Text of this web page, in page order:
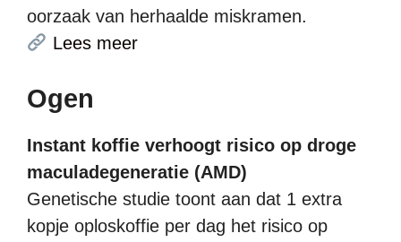
oorzaak van herhaalde miskramen.
Lees meer
Ogen
Instant koffie verhoogt risico op droge
maculadegeneratie (AMD)
Genetische studie toont aan dat 1 extra
kopje oploskoffie per dag het risico op